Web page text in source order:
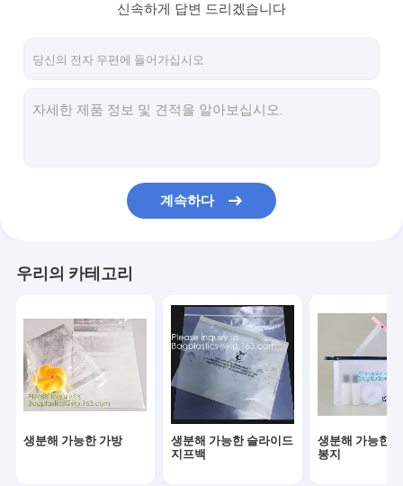
생물 분해 가능한 메일 봉지
미생물에 의해 분해된 쇼핑 가방
식품 포장 공급
재사용 가능한 지속 가능한 가방
의학적이 소비재의
자동차용 소모품
크래프트 가방 종이 상자
신속하게 답변 드리겠습니다
계속하다
우리의 카테고리
생분해 가능한 가방
생분해 가능한 슬라이드
지프백
생분해 가능한
봉지